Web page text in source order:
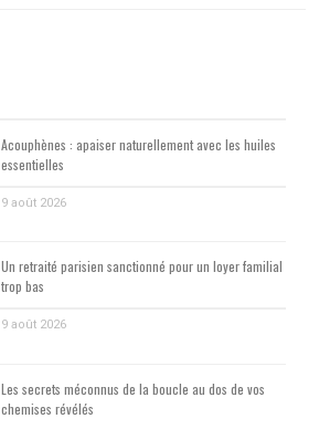
Acouphènes : apaiser naturellement avec les huiles
essentielles
9 août 2026
Un retraité parisien sanctionné pour un loyer familial
trop bas
9 août 2026
Les secrets méconnus de la boucle au dos de vos
chemises révélés